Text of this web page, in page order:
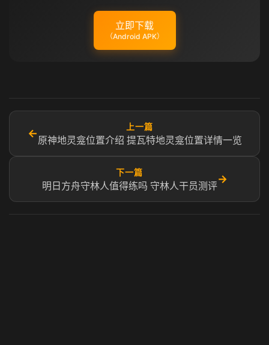
立即下载
（Android APK）
←
上一篇
原神地灵龛位置介绍 提瓦特地灵龛位置详情一览
下一篇
明日方舟守林人值得练吗 守林人干员测评
→